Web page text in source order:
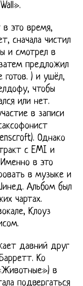
в это время,
сначала чистил
и смотрел в
предложил
) и ушёл,
чтобы
или нет.
в записи
Однако
с EMI и
в это
в музыке и
Альбом был
чартах.
Клоуз
давний друг
Ко
в
подвергаться